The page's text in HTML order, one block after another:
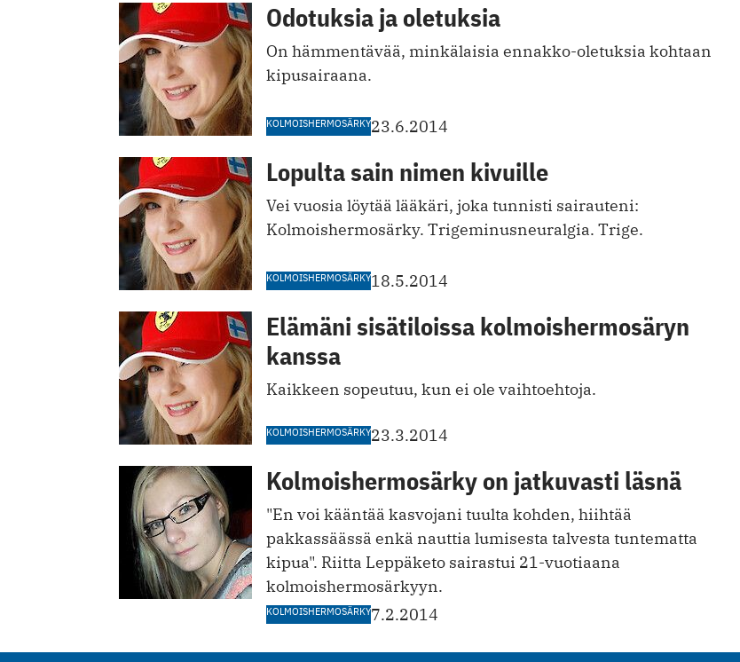
Odotuksia ja oletuksia
On hämmentävää, minkälaisia ennakko-oletuksia kohtaan
kipusairaana.
KOLMOISHERMOSÄRKY23.6.2014
Lopulta sain nimen kivuille
Vei vuosia löytää lääkäri, joka tunnisti sairauteni:
Kolmoishermosärky. Trigeminusneuralgia. Trige.
KOLMOISHERMOSÄRKY18.5.2014
Elämäni sisätiloissa kolmoishermosäryn
kanssa
Kaikkeen sopeutuu, kun ei ole vaihtoehtoja.
KOLMOISHERMOSÄRKY23.3.2014
Kolmoishermosärky on jatkuvasti läsnä
"En voi kääntää kasvojani tuulta kohden, hiihtää
pakkassäässä enkä nauttia lumisesta talvesta tuntematta
kipua". Riitta Leppäketo sairastui 21-vuotiaana
kolmoishermosärkyyn.
KOLMOISHERMOSÄRKY7.2.2014